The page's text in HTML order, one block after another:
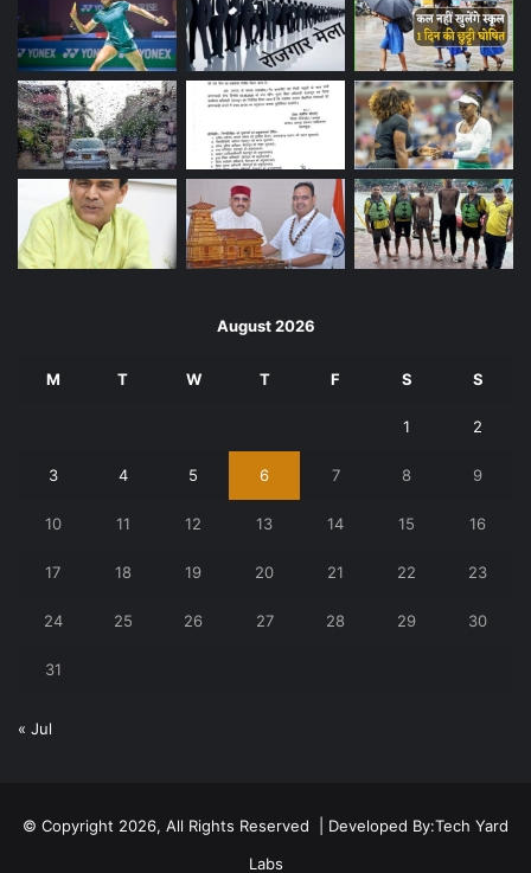
August 2026
M T W T F S S
1 2
3 4 5 6 7 8 9
10 11 12 13 14 15 16
17 18 19 20 21 22 23
24 25 26 27 28 29 30
31
« Jul
© Copyright 2026, All Rights Reserved | Developed By:Tech Yard
Labs